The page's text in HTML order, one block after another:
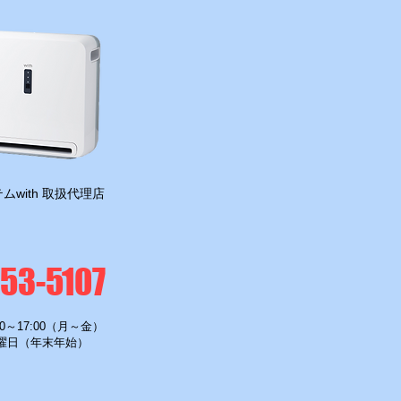
with 取扱代理店
5107
17:00（月～金）
日（年末年始）